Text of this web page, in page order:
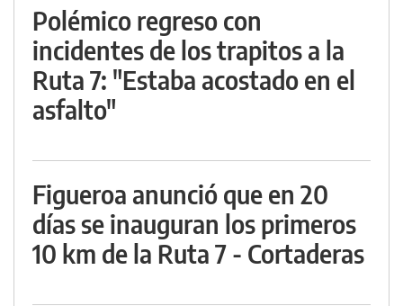
Polémico regreso con
incidentes de los trapitos a la
Ruta 7: "Estaba acostado en el
asfalto"
Figueroa anunció que en 20
días se inauguran los primeros
10 km de la Ruta 7 - Cortaderas